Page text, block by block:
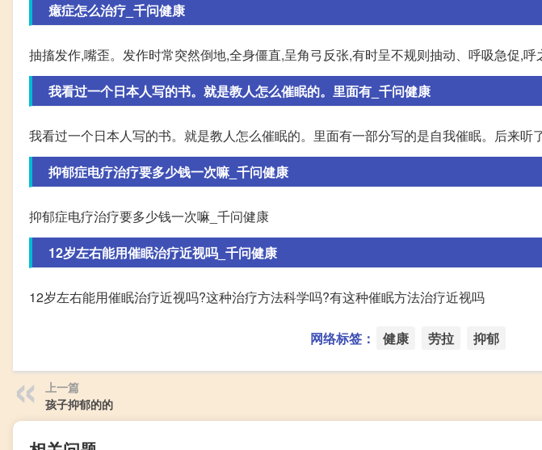
癔症怎么治疗_千问健康
抽搐发作,嘴歪。发作时常突然倒地,全身僵直,呈角弓反张,有时呈不规则抽动、呼吸急促,呼
我看过一个日本人写的书。就是教人怎么催眠的。里面有_千问健康
我看过一个日本人写的书。就是教人怎么催眠的。里面有一部分写的是自我催眠。后来听
抑郁症电疗治疗要多少钱一次嘛_千问健康
抑郁症电疗治疗要多少钱一次嘛_千问健康
12岁左右能用催眠治疗近视吗_千问健康
12岁左右能用催眠治疗近视吗?这种治疗方法科学吗?有这种催眠方法治疗近视吗
网络标签： 健康 劳拉 抑郁
上一篇
孩子抑郁的的